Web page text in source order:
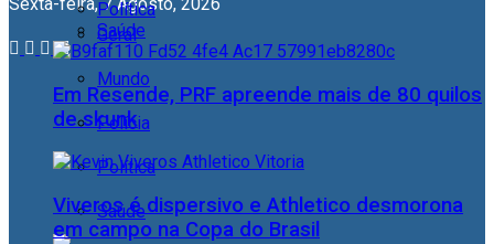
Geral
Mundo
Polícia
Política
Saúde
Política
Saúde
Em Resende, PRF apreende mais de 80 quilos
de skunk
Viveros é dispersivo e Athletico desmorona
em campo na Copa do Brasil